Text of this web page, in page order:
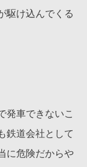
駆け込んでくる
発車できないこ
鉄道会社として
に危険だからや